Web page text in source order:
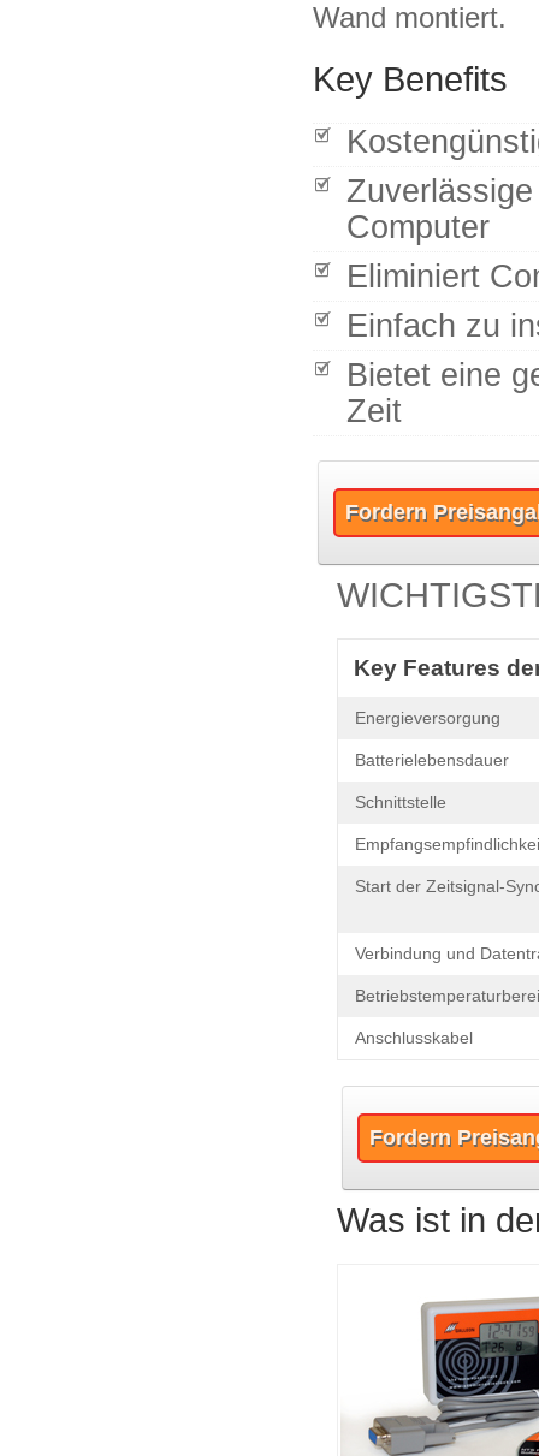
Wand montiert.
Key Benefits
Computer
Eliminiert
Einfach zu
Bietet eine
Zeit
Fordern
Key Features
Energieversorgung
Batterielebensdauer
Schnittstelle
Start der Zeitsignal-
Verbindung und
Anschlusskabel
Fordern
Was ist in